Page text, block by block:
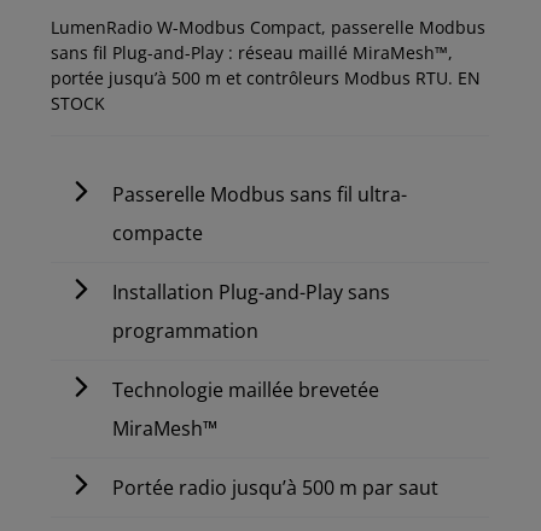
LumenRadio W-Modbus Compact, passerelle Modbus
sans fil Plug-and-Play : réseau maillé MiraMesh™,
portée jusqu’à 500 m et contrôleurs Modbus RTU. EN
STOCK
Passerelle Modbus sans fil ultra-
compacte
Installation Plug-and-Play sans
programmation
Technologie maillée brevetée
MiraMesh™
Portée radio jusqu’à 500 m par saut